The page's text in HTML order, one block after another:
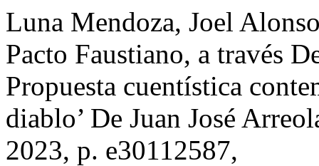
Luna Mendoza, Joel
Pacto Faustiano, a través
Propuesta cuentística
diablo’ De Juan José
2023, p. e30112587,